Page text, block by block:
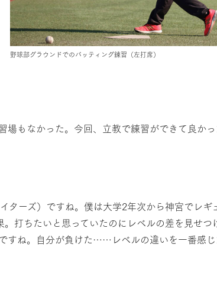
野球部グラウンドでのバッティング練習（左打席）
もなかった。今回、立教で練習ができて良かっ
ーズ）ですね。僕は大学2年次から神宮でレギ
打ちたいと思っていたのにレベルの差を見せ
すね。自分が負けた……レベルの違いを一番感じ